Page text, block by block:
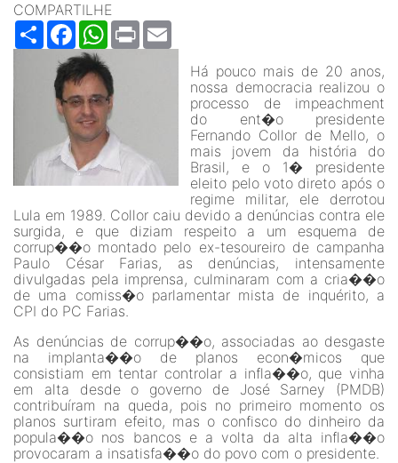
COMPARTILHE
ShareFacebookWhatsApp
Print
Há pouco mais de 20 anos,
nossa democracia realizou o
processo de impeachment
do ent�o presidente
Fernando Collor de Mello, o
mais jovem da história do
Brasil, e o 1� presidente
eleito pelo voto direto após o
regime militar, ele derrotou
Lula em 1989. Collor caiu devido a denúncias contra ele
surgida, e que diziam respeito a um esquema de
corrup��o montado pelo ex-tesoureiro de campanha
Paulo César Farias, as denúncias, intensamente
divulgadas pela imprensa, culminaram com a cria��o
de uma comiss�o parlamentar mista de inquérito, a
CPI do PC Farias.
As denúncias de corrup��o, associadas ao desgaste
na implanta��o de planos econ�micos que
consistiam em tentar controlar a infla��o, que vinha
em alta desde o governo de José Sarney (PMDB)
contribuíram na queda, pois no primeiro momento os
planos surtiram efeito, mas o confisco do dinheiro da
popula��o nos bancos e a volta da alta infla��o
provocaram a insatisfa��o do povo com o presidente.